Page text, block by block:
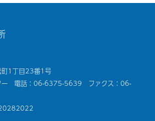
町1丁目23番1号
ー 電話：06-6375-5639 ファクス：06-